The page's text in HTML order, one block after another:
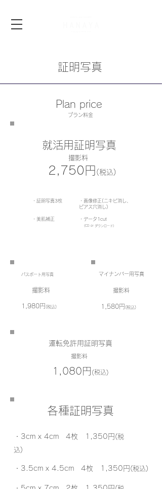
証明写真
Plan price
プラン料金
就活用証明写真
撮影料
2,750円 (税込)
・美肌補正
・証明写真3枚
・画像修正(ニキビ消し、
ピアス穴消し)
・データ1cut
(CD or ダウンロード)
パスポート用写真
撮影料
1,980円 (税込)
マイナンバー用写真
撮影料
1,580円 (税込)
運転免許用証明写真
撮影料
1,080円 (税込)
各種証明写真
・3cm x 4cm 4枚 1,350円 (税
込)
・3.5cm x 4.5cm 4枚 1,350円 (税込)